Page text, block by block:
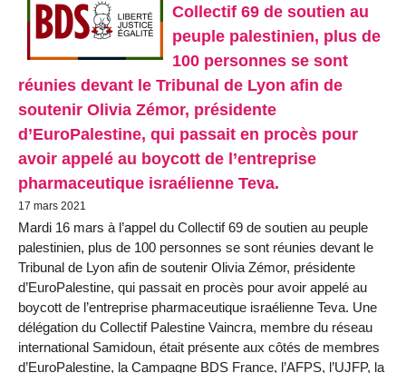
Collectif 69 de soutien au
peuple palestinien, plus de
100 personnes se sont
réunies devant le Tribunal de Lyon afin de
soutenir Olivia Zémor, présidente
d’EuroPalestine, qui passait en procès pour
avoir appelé au boycott de l’entreprise
pharmaceutique israélienne Teva.
17 mars 2021
Mardi 16 mars à l’appel du Collectif 69 de soutien au peuple
palestinien, plus de 100 personnes se sont réunies devant le
Tribunal de Lyon afin de soutenir Olivia Zémor, présidente
d’EuroPalestine, qui passait en procès pour avoir appelé au
boycott de l’entreprise pharmaceutique israélienne Teva. Une
délégation du Collectif Palestine Vaincra, membre du réseau
international Samidoun, était présente aux côtés de membres
d’EuroPalestine, la Campagne BDS France, l’AFPS, l’UJFP, la